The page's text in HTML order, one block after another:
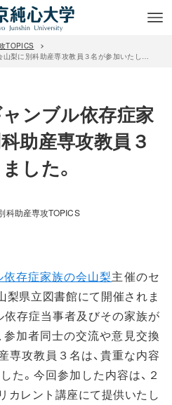
TOPICS
NPO法人全国ギャンブル依存症家族の会山梨に別科助産専攻教員３名が参加いたしました。
ンブル依存症家
助産専攻教員３
した。
科助産専攻TOPICS
存症家族の会山梨主催のセ
梨県立図書館にて開催されま
依存症当事者及びその家族が
参加者同士の交流や意見交換
専攻教員３名は、貴重な内容
た。今回参加した内容は、２
カレント講座にて提供いたし